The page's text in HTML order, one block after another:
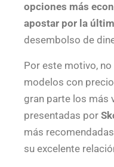
opciones más
apostar por la
desembolso de
Por este motivo,
modelos con
gran parte los más
presentadas por
más
su excelente